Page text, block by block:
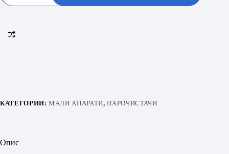
КАТЕГОРИИ:МАЛИ АПАРАТИ,ПАРОЧИСТАЧИ
Опис